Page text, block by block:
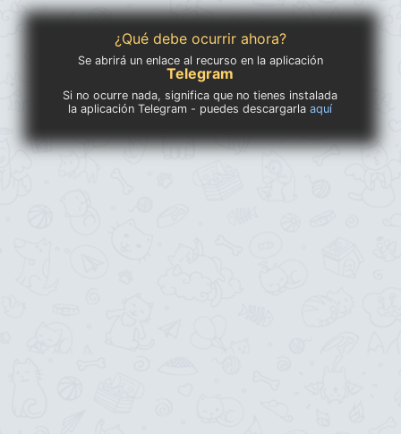
¿Qué debe ocurrir ahora?
Se abrirá un enlace al recurso en la aplicación
Telegram
Si no ocurre nada, significa que no tienes instalada
la aplicación Telegram - puedes descargarlaaquí